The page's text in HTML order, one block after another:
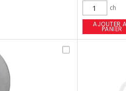
ch
AJOUTER
PANIER